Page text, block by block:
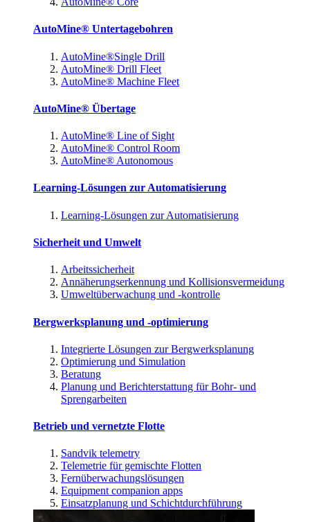
AutoMine® Untertagebohren
AutoMine®Single Drill
AutoMine® Drill Fleet
AutoMine® Machine Fleet
AutoMine® Übertage
AutoMine® Line of Sight
AutoMine® Control Room
AutoMine® Autonomous
Learning-Lösungen zur Automatisierung
Learning-Lösungen zur Automatisierung
Sicherheit und Umwelt
Arbeitssicherheit
Annäherungserkennung und Kollisionsvermeidung
Umweltüberwachung und -kontrolle
Bergwerksplanung und -optimierung
Integrierte Lösungen zur Bergwerksplanung
Optimierung und Simulation
Beratung
Planung und Berichterstattung für Bohr- und
Sprengarbeiten
Betrieb und vernetzte Flotte
Sandvik telemetry
Telemetrie für gemischte Flotten
Fernüberwachungslösungen
Equipment companion apps
Einsatzplanung und Schichtdurchführung